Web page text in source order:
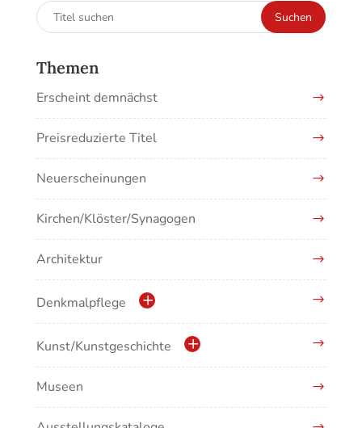
Suchen
nach:
Suchen
Themen
Erscheint demnächst
Preisreduzierte Titel
Neuerscheinungen
Kirchen/Klöster/Synagogen
Architektur
Denkmalpflege
Kulturdenkmale in Baden-Württemberg
Kunst/Kunstgeschichte
Antike/Mittelalter
Museen